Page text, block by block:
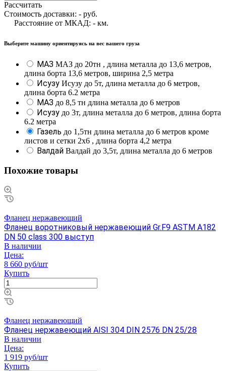
Рассчитать
Стоимость доставки: - руб.
Расстояние от МКАД: - км.
Выберите машину ориентируясь на вес вашего груза
МАЗ МАЗ до 20тн , длина металла до 13,6 метров,
длина борта 13,6 метров, ширина 2,5 метра
Исузу Исузу до 5т, длина металла до 6 метров,
длина борта 6.2 метра
МАЗ до 8,5 тн длина металла до 6 метров
Исузу до 3т, длина металла до 6 метров, длина борта
6.2 метра
Газель до 1,5тн длина металла до 6 метров кроме
листов и сетки 2х6 , длина борта 4,2 метра
Валдай Валдай до 3,5т, длина металла до 6 метров
Похожие товары
Фланец нержавеющий
Фланец воротниковый нержавеющий Gr.F9 ASTM A182
DN 50 class 300 выступ
В наличии
Цена:
8 660 руб/шт
Купить
Фланец нержавеющий
Фланец нержавеющий AISI 304 DIN 2576 DN 25/28
В наличии
Цена:
1 919 руб/шт
Купить